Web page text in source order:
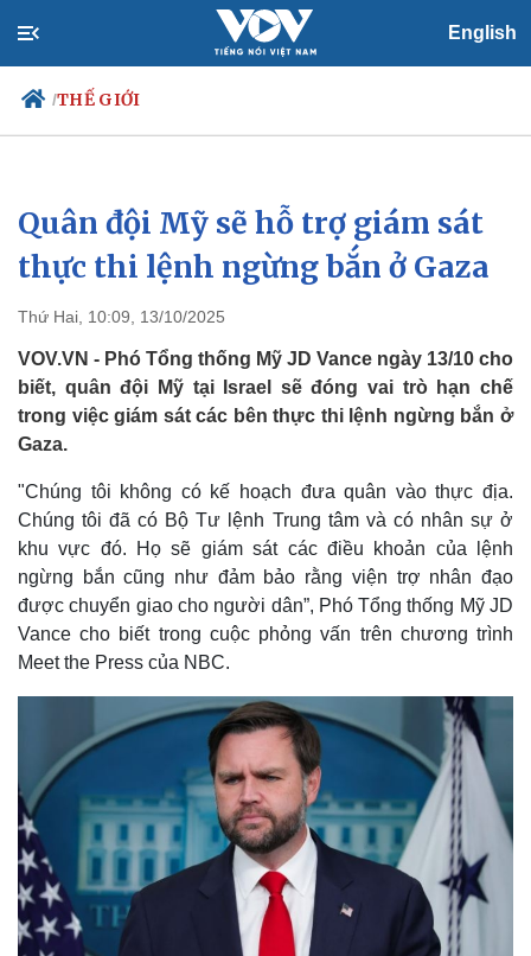
English
/THẾ GIỚI
Chính trị
Đảng
Tổ chức nhân sự
Nhận diện sự thật
Xã hội
Tin 24h
Dự báo thời tiết
Việc làm
Biển đảo
Quân đội Mỹ sẽ hỗ trợ giám sát
thực thi lệnh ngừng bắn ở Gaza
Thứ Hai, 10:09, 13/10/2025
VOV.VN - Phó Tổng thống Mỹ JD Vance ngày 13/10 cho
biết, quân đội Mỹ tại Israel sẽ đóng vai trò hạn chế
trong việc giám sát các bên thực thi lệnh ngừng bắn ở
Gaza.
"Chúng tôi không có kế hoạch đưa quân vào thực địa.
Chúng tôi đã có Bộ Tư lệnh Trung tâm và có nhân sự ở
khu vực đó. Họ sẽ giám sát các điều khoản của lệnh
ngừng bắn cũng như đảm bảo rằng viện trợ nhân đạo
được chuyển giao cho người dân”, Phó Tổng thống Mỹ JD
Vance cho biết trong cuộc phỏng vấn trên chương trình
Meet the Press của NBC.